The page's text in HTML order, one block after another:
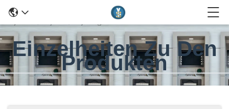
Einzelheiten Zu Den
Produkten